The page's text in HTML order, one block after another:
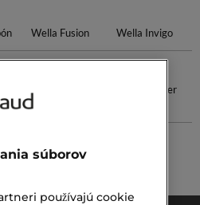
Wella Fusion Wella Invigo
Powder
Estée Lauder
súborov
používajú cookie